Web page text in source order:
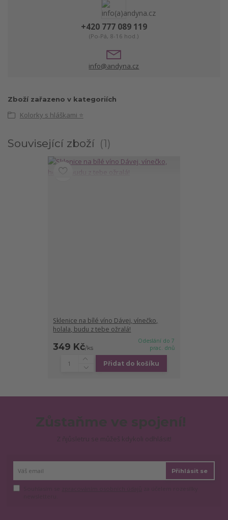
+420 777 089 119
(Po-Pá, 8-16 hod.)
info@andyna.cz
Zboží zařazeno v kategoriích
Kolorky s hláškami ⭐
Související zboží 1
Sklenice na bílé víno Dávej, vínečko,
holala, budu z tebe ožralá!
349 Kč/ks
Odeslání do 7
prac. dnů
Přidat do košíku
Přihlásit se